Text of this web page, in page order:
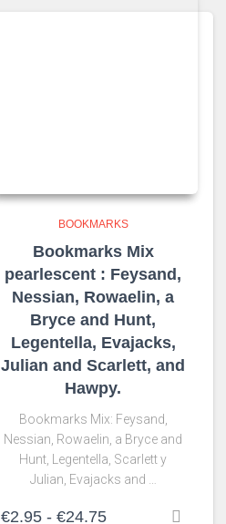
BOOKMARKS
Bookmarks Mix
pearlescent : Feysand,
Nessian, Rowaelin, a
Bryce and Hunt,
Legentella, Evajacks,
Julian and Scarlett, and
Hawpy.
Bookmarks Mix: Feysand,
Nessian, Rowaelin, a Bryce and
Hunt, Legentella, Scarlett y
Julian, Evajacks and …
€2.95 - €24.75Rango